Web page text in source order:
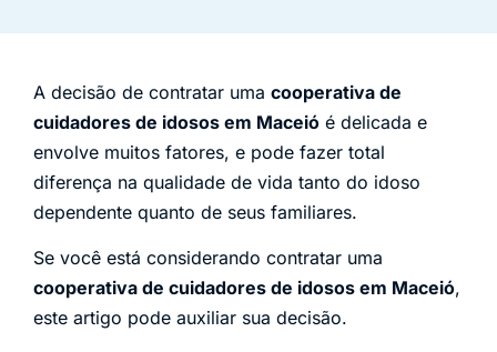
A decisão de contratar uma cooperativa de
cuidadores de idosos em Maceió é delicada e
envolve muitos fatores, e pode fazer total
diferença na qualidade de vida tanto do idoso
dependente quanto de seus familiares.
Se você está considerando contratar uma
cooperativa de cuidadores de idosos em Maceió,
este artigo pode auxiliar sua decisão.